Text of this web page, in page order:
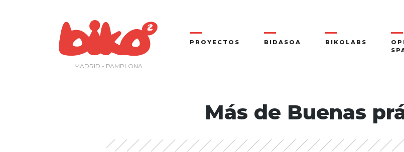
MADRID - PAMPLONA
PROYECTOS BIDASOA BIKOLABS
Más de Buenas